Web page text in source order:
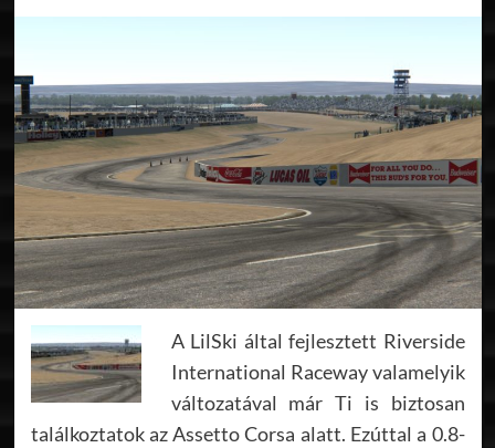
A LilSki által fejlesztett Riverside
International Raceway valamelyik
változatával már Ti is biztosan
találkoztatok az Assetto Corsa alatt. Ezúttal a 0.8-